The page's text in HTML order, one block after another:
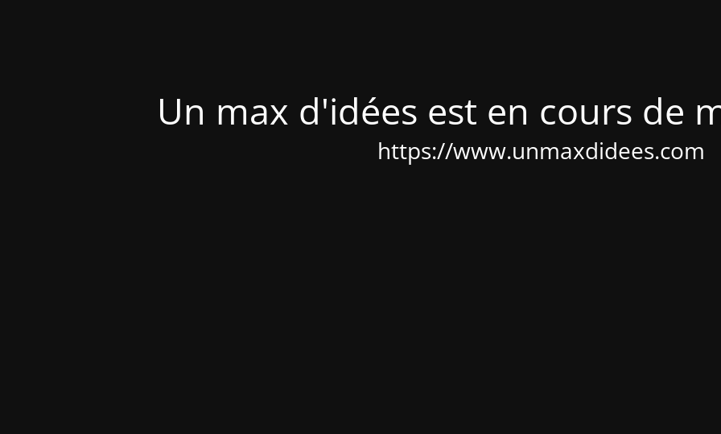
Un max d'idées est en cours de
https://www.unmaxdidees.com